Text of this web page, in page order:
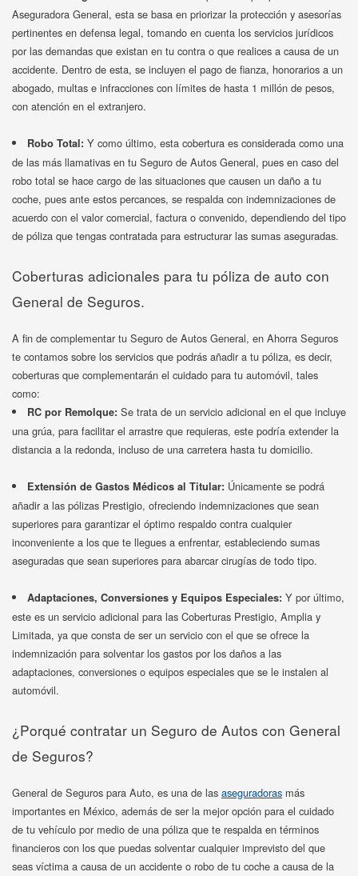
Aseguradora General, esta se basa en priorizar la protección y asesorías
pertinentes en defensa legal, tomando en cuenta los servicios jurídicos
por las demandas que existan en tu contra o que realices a causa de un
accidente. Dentro de esta, se incluyen el pago de fianza, honorarios a un
abogado, multas e infracciones con límites de hasta 1 millón de pesos,
con atención en el extranjero.
Robo Total: Y como último, esta cobertura es considerada como una
de las más llamativas en tu Seguro de Autos General, pues en caso del
robo total se hace cargo de las situaciones que causen un daño a tu
coche, pues ante estos percances, se respalda con indemnizaciones de
acuerdo con el valor comercial, factura o convenido, dependiendo del tipo
de póliza que tengas contratada para estructurar las sumas aseguradas.
Coberturas adicionales para tu póliza de auto con
General de Seguros.
A fin de complementar tu Seguro de Autos General, en Ahorra Seguros
te contamos sobre los servicios que podrás añadir a tu póliza, es decir,
coberturas que complementarán el cuidado para tu automóvil, tales
como:
RC por Remolque: Se trata de un servicio adicional en el que incluye
una grúa, para facilitar el arrastre que requieras, este podría extender la
distancia a la redonda, incluso de una carretera hasta tu domicilio.
Extensión de Gastos Médicos al Titular: Únicamente se podrá
añadir a las pólizas Prestigio, ofreciendo indemnizaciones que sean
superiores para garantizar el óptimo respaldo contra cualquier
inconveniente a los que te llegues a enfrentar, estableciendo sumas
aseguradas que sean superiores para abarcar cirugías de todo tipo.
Adaptaciones, Conversiones y Equipos Especiales: Y por último,
este es un servicio adicional para las Coberturas Prestigio, Amplia y
Limitada, ya que consta de ser un servicio con el que se ofrece la
indemnización para solventar los gastos por los daños a las
adaptaciones, conversiones o equipos especiales que se le instalen al
automóvil.
¿Porqué contratar un Seguro de Autos con General
de Seguros?
General de Seguros para Auto, es una de las aseguradoras más
importantes en México, además de ser la mejor opción para el cuidado
de tu vehículo por medio de una póliza que te respalda en términos
financieros con los que puedas solventar cualquier imprevisto del que
seas víctima a causa de un accidente o robo de tu coche a causa de la